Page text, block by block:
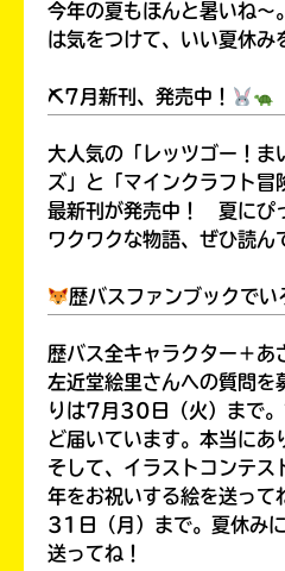
今年の夏もほんと暑いね～
は気をつけて、いい夏休み
⛏7月新刊、発売中！
大人気の「レッツゴー！ま
ズ」と「マインクラフト冒
最新刊が発売中！ 夏にぴ
ワクワクな物語、ぜひ読ん
歴バスファンブックでい
歴バス全キャラクター＋あ
左近堂絵里さんへの質問
りは7月30日（火）まで
ど届いています。本当にあ
そして、イラストコンテス
年をお祝いする絵を送っ
31日（月）まで。夏休み
送ってね！